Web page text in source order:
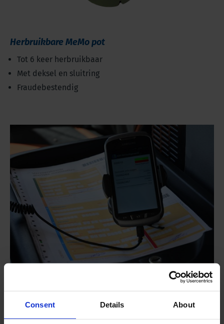
Consent Details About
Herbruikbare MeMo pot
Tot 6 keer herbruikbaar
Met deksel en sluitring
Fraudebestendig
Automatisch wegen tijdens laden en lossen
Met GPS